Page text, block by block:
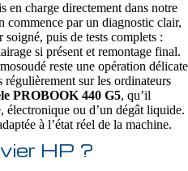
en charge directement dans notre
commence par un diagnostic clair,
puis de tests complets :
si présent et remontage final.
reste une opération délicate
sur les ordinateurs
PROBOOK 440 G5, qu’il
électronique ou d’un dégât liquide.
à l’état réel de la machine.
HP ?